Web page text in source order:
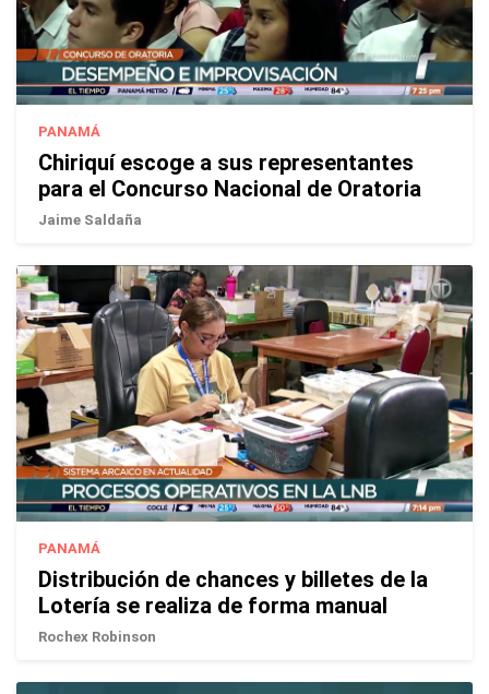
PANAMÁ
Chiriquí escoge a sus representantes
para el Concurso Nacional de Oratoria
Jaime Saldaña
PANAMÁ
Distribución de chances y billetes de la
Lotería se realiza de forma manual
Rochex Robinson